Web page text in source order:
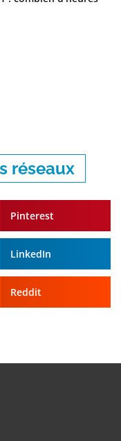
réseaux
Pinterest
LinkedIn
Reddit